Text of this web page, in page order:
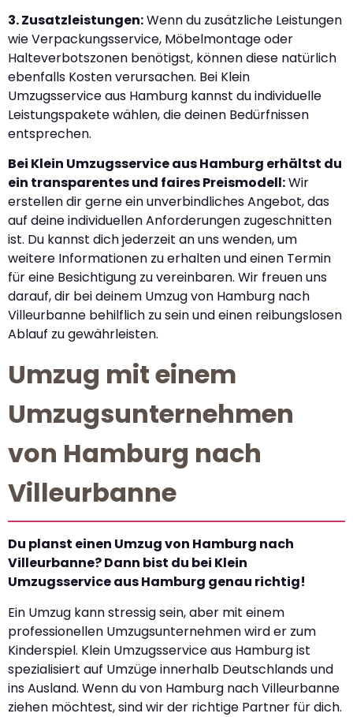
3. Zusatzleistungen:Wenn du zusätzliche Leistungen
wie Verpackungsservice, Möbelmontage oder
Halteverbotszonen benötigst, können diese natürlich
ebenfalls Kosten verursachen. Bei Klein
Umzugsservice aus Hamburg kannst du individuelle
Leistungspakete wählen, die deinen Bedürfnissen
entsprechen.
Bei Klein Umzugsservice aus Hamburg erhältst du
ein transparentes und faires Preismodell:Wir
erstellen dir gerne ein unverbindliches Angebot, das
auf deine individuellen Anforderungen zugeschnitten
ist. Du kannst dich jederzeit an uns wenden, um
weitere Informationen zu erhalten und einen Termin
für eine Besichtigung zu vereinbaren. Wir freuen uns
darauf, dir bei deinem Umzug von Hamburg nach
Villeurbanne behilflich zu sein und einen reibungslosen
Ablauf zu gewährleisten.
Umzug mit einem
Umzugsunternehmen
von Hamburg nach
Villeurbanne
Du planst einen Umzug von Hamburg nach
Villeurbanne? Dann bist du bei Klein
Umzugsservice aus Hamburg genau richtig!
Ein Umzug kann stressig sein, aber mit einem
professionellen Umzugsunternehmen wird er zum
Kinderspiel. Klein Umzugsservice aus Hamburg ist
spezialisiert auf Umzüge innerhalb Deutschlands und
ins Ausland. Wenn du von Hamburg nach Villeurbanne
ziehen möchtest, sind wir der richtige Partner für dich.